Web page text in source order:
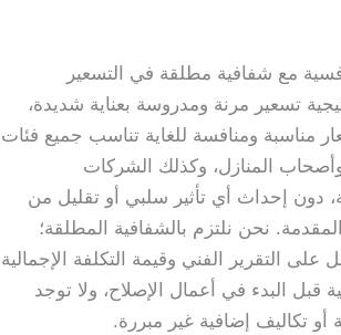
مع شفافية مطلقة في التسعير
تسعير مرنة ومدروسة بعناية شديدة،
مناسبة ومنافسة للغاية تناسب جميع فئات
وأصحاب المنازل، وكذلك الشركات
دون إحداث أي تأثير سلبي أو تقليل من
نحن نلتزم بالشفافية المطلقة؛
على التقرير الفني وقيمة التكلفة الإجمالية
قبل البدء في أعمال الإصلاح، ولا توجد
أو تكاليف إضافية غير مبررة.